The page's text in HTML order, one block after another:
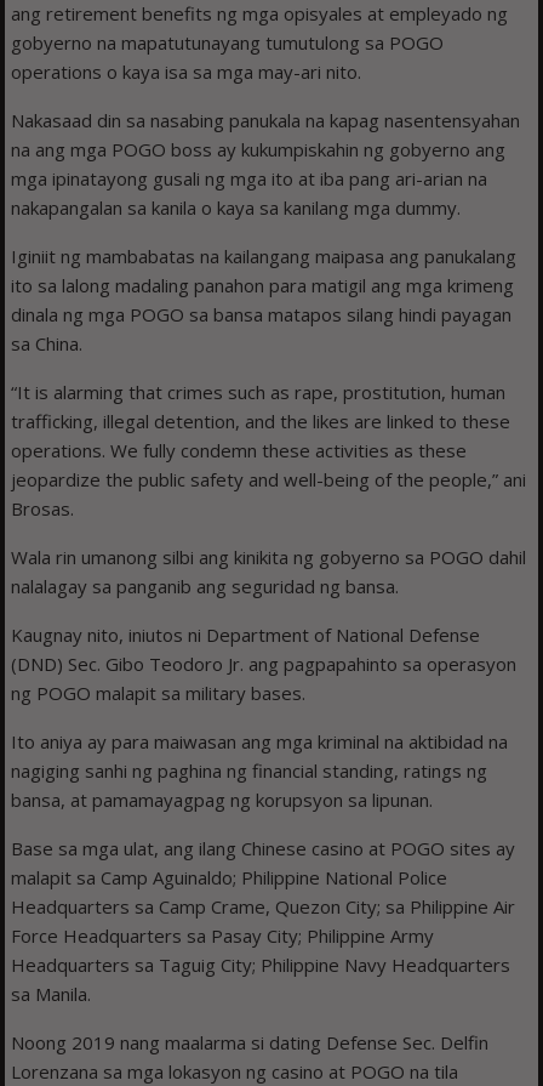
ang retirement benefits ng mga opisyales at empleyado ng
gobyerno na mapatutunayang tumutulong sa POGO
operations o kaya isa sa mga may-ari nito.
Nakasaad din sa nasabing panukala na kapag nasentensyahan
na ang mga POGO boss ay kukumpiskahin ng gobyerno ang
mga ipinatayong gusali ng mga ito at iba pang ari-arian na
nakapangalan sa kanila o kaya sa kanilang mga dummy.
Iginiit ng mambabatas na kailangang maipasa ang panukalang
ito sa lalong madaling panahon para matigil ang mga krimeng
dinala ng mga POGO sa bansa matapos silang hindi payagan
sa China.
“It is alarming that crimes such as rape, prostitution, human
trafficking, illegal detention, and the likes are linked to these
operations. We fully condemn these activities as these
jeopardize the public safety and well-being of the people,” ani
Brosas.
Wala rin umanong silbi ang kinikita ng gobyerno sa POGO dahil
nalalagay sa panganib ang seguridad ng bansa.
Kaugnay nito, iniutos ni Department of National Defense
(DND) Sec. Gibo Teodoro Jr. ang pagpapahinto sa operasyon
ng POGO malapit sa military bases.
Ito aniya ay para maiwasan ang mga kriminal na aktibidad na
nagiging sanhi ng paghina ng financial standing, ratings ng
bansa, at pamamayagpag ng korupsyon sa lipunan.
Base sa mga ulat, ang ilang Chinese casino at POGO sites ay
malapit sa Camp Aguinaldo; Philippine National Police
Headquarters sa Camp Crame, Quezon City; sa Philippine Air
Force Headquarters sa Pasay City; Philippine Army
Headquarters sa Taguig City; Philippine Navy Headquarters
sa Manila.
Noong 2019 nang maalarma si dating Defense Sec. Delfin
Lorenzana sa mga lokasyon ng casino at POGO na tila